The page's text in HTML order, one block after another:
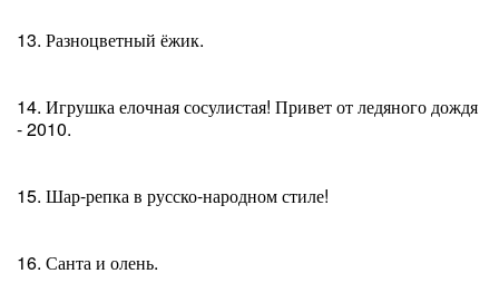
13. Разноцветный ёжик.
14. Игрушка елочная сосулистая! Привет от ледяного дождя
- 2010.
15. Шар-репка в русско-народном стиле!
16. Санта и олень.